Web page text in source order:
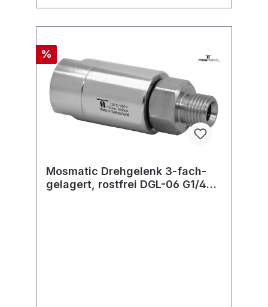
%
Mosmatic Drehgelenk 3-fach-
gelagert, rostfrei DGL-06 G1/4"F